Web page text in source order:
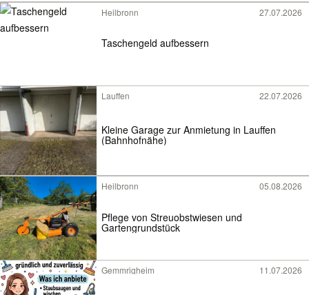
Heilbronn 27.07.2026
Taschengeld aufbessern
Lauffen 22.07.2026
Kleine Garage zur Anmietung in Lauffen
(Bahnhofnähe)
Heilbronn 05.08.2026
Pflege von Streuobstwiesen und
Gartengrundstück
Gemmrigheim 11.07.2026